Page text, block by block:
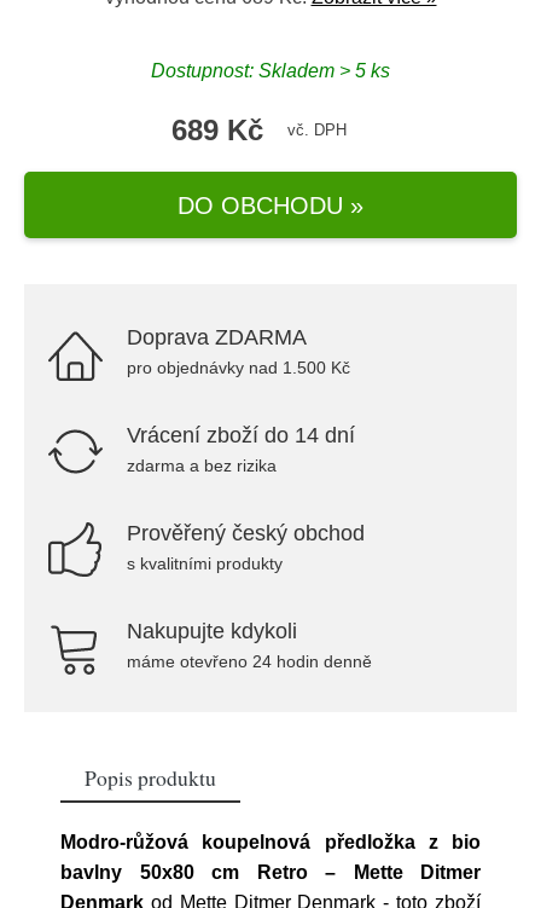
Dostupnost: Skladem > 5 ks
689 Kč vč. DPH
DO OBCHODU »
Doprava ZDARMA
pro objednávky nad 1.500 Kč
Vrácení zboží do 14 dní
zdarma a bez rizika
Prověřený český obchod
s kvalitními produkty
Nakupujte kdykoli
máme otevřeno 24 hodin denně
Popis produktu
Modro-růžová koupelnová předložka z bio
bavlny 50x80 cm Retro – Mette Ditmer
Denmark od Mette Ditmer Denmark - toto zboží